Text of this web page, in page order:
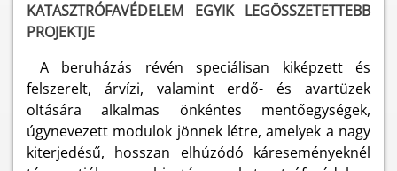
KATASZTRÓFAVÉDELEM EGYIK LEGÖSSZETETTEBB
PROJEKTJE
A beruházás révén speciálisan kiképzett és
felszerelt, árvízi, valamint erdő- és avartüzek
oltására alkalmas önkéntes mentőegységek,
úgynevezett modulok jönnek létre, amelyek a nagy
kiterjedésű, hosszan elhúzódó káreseményeknél